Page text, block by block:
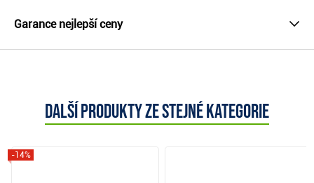
Garance nejlepší ceny
Další produkty ze stejné kategorie
-14%